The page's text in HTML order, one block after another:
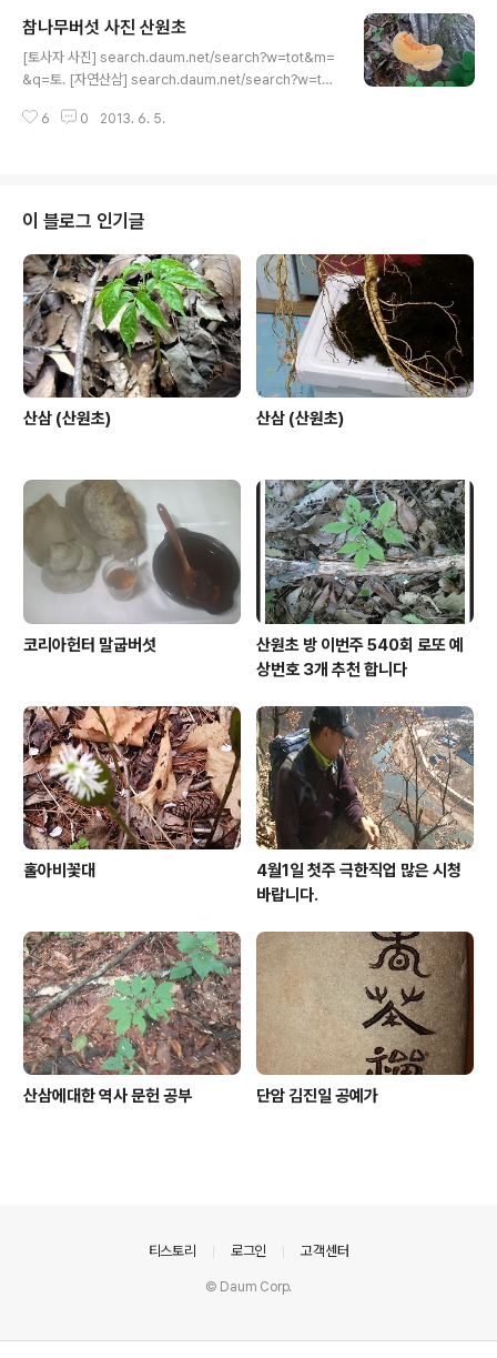
참나무버섯 사진 산원초
[토사자 사진] search.daum.net/search?w=tot&m=
&q=토. [자연산삼] search.daum.net/search?w=tot
t/search?w=tot&m=&q=.. [만삼 사진] search.dau
search.daum.net/search?w=tot&m=&q=.. [자연산
삼] search.daum.net/search?w=tot&m=&q=자연
산 [산약초 사진] search.daum.net/nate?w=tot&..
6 0 2013. 6. 5.
이 블로그 인기글
산삼 (산원초) 산삼 (산원초)
코리아헌터 말굽버섯
산원초 방 이번주 540회 로또 예
상번호 3개 추천 합니다
홀아비꽃대
4월1일 첫주 극한직업 많은 시청
바랍니다.
산삼에대한 역사 문헌 공부 단암 김진일 공예가
티스토리 로그인 고객센터
© Daum Corp.